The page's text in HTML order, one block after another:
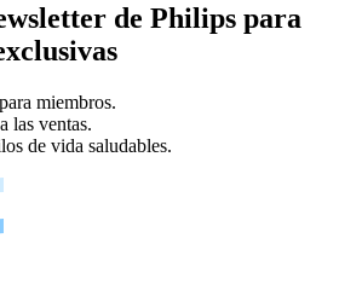
de Philips para
miembros.
las ventas.
de vida saludables.